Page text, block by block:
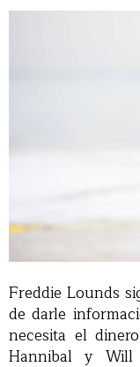
Freddie Lounds
de darle
necesita el
Hannibal y Will